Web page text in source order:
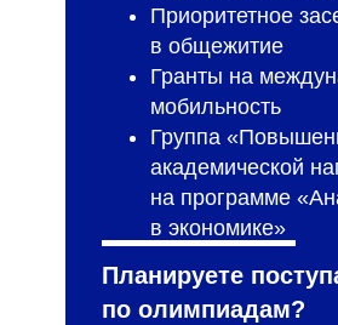
Приоритетное
в общежитие
Гранты на
мобильность
Группа
академической
на программе
в экономике»
Планируете
по олимпиадам?